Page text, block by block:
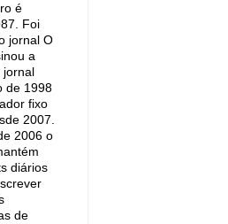
é
Foi
jornal O
a
de 1998
fixo
2007.
2006 o
diários
de